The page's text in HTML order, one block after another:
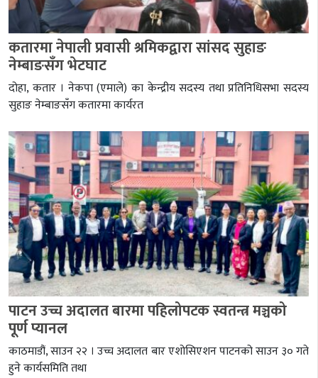
कतारमा नेपाली प्रवासी श्रमिकद्वारा सांसद सुहाङ
नेम्बाङसँग भेटघाट
दोहा, कतार । नेकपा (एमाले) का केन्द्रीय सदस्य तथा प्रतिनिधिसभा सदस्य
सुहाङ नेम्बाङसँग कतारमा कार्यरत
पाटन उच्च अदालत बारमा पहिलोपटक स्वतन्त्र मञ्चको
पूर्ण प्यानल
काठमाडौं, साउन २२ । उच्च अदालत बार एशोसिएशन पाटनको साउन ३० गते
हुने कार्यसमिति तथा